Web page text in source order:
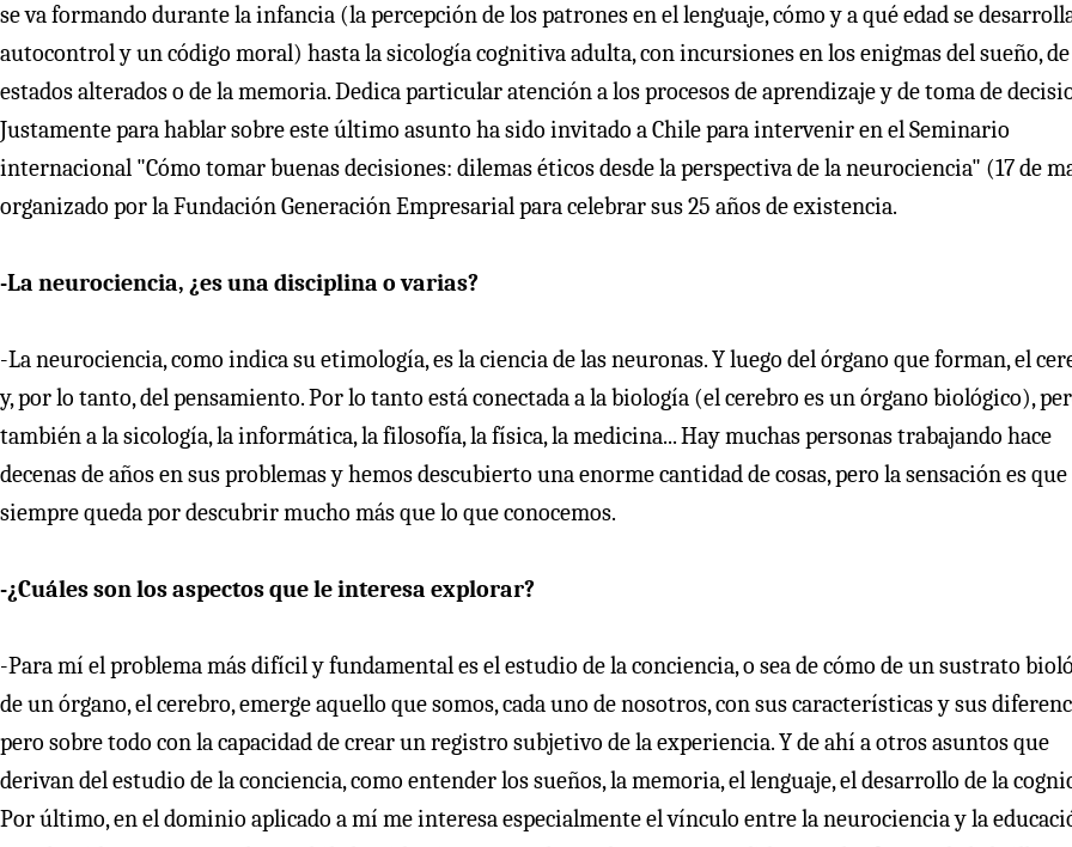
se va formando durante la infancia (la percepción de los patrones en el lenguaje, cómo y a qué edad se
autocontrol y un código moral) hasta la sicología cognitiva adulta, con incursiones en los enigmas del sueño,
estados alterados o de la memoria. Dedica particular atención a los procesos de aprendizaje y de toma de
Justamente para hablar sobre este último asunto ha sido invitado a Chile para intervenir en el Seminario
internacional "Cómo tomar buenas decisiones: dilemas éticos desde la perspectiva de la neurociencia" (17 de
organizado por la Fundación Generación Empresarial para celebrar sus 25 años de existencia.
-La neurociencia, ¿es una disciplina o varias?
-La neurociencia, como indica su etimología, es la ciencia de las neuronas. Y luego del órgano que forman, el
y, por lo tanto, del pensamiento. Por lo tanto está conectada a la biología (el cerebro es un órgano biológico),
también a la sicología, la informática, la filosofía, la física, la medicina... Hay muchas personas trabajando hace
decenas de años en sus problemas y hemos descubierto una enorme cantidad de cosas, pero la sensación es que
siempre queda por descubrir mucho más que lo que conocemos.
-¿Cuáles son los aspectos que le interesa explorar?
-Para mí el problema más difícil y fundamental es el estudio de la conciencia, o sea de cómo de un sustrato
de un órgano, el cerebro, emerge aquello que somos, cada uno de nosotros, con sus características y sus
pero sobre todo con la capacidad de crear un registro subjetivo de la experiencia. Y de ahí a otros asuntos que
derivan del estudio de la conciencia, como entender los sueños, la memoria, el lenguaje, el desarrollo de la
Por último, en el dominio aplicado a mí me interesa especialmente el vínculo entre la neurociencia y la